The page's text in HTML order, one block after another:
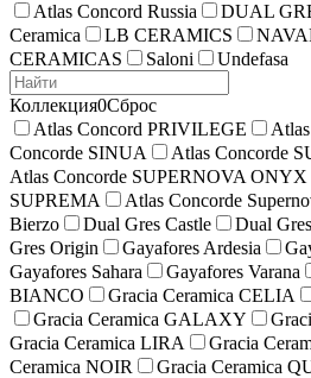
Atlas Concord Russia
DUAL
Ceramica
LB CERAMICS
CERAMICAS
Saloni Undefasa
Коллекция0Сброс
Atlas Concord PRIVILEGE
Concorde SINUA
Atlas Concorde
Atlas Concorde SUPERNOVA ONYX
SUPREMA
Atlas Concorde
Bierzo
Dual Gres Castle Dual
Gres Origin
Gayafores Ardesia
Gayafores Sahara
Gayafores Varana
BIANCO
Gracia Ceramica CELIA
Gracia Ceramica GALAXY
Gracia Ceramica LIRA
Gracia
Ceramica NOIR
Gracia Ceramica